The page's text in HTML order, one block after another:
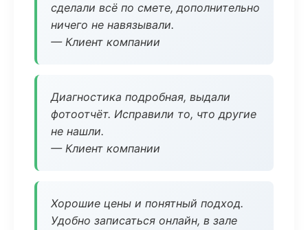
сделали всё по смете, дополнительно
ничего не навязывали.
— Клиент компании
Диагностика подробная, выдали
фотоотчёт. Исправили то, что другие
не нашли.
— Клиент компании
Хорошие цены и понятный подход.
Удобно записаться онлайн, в зале